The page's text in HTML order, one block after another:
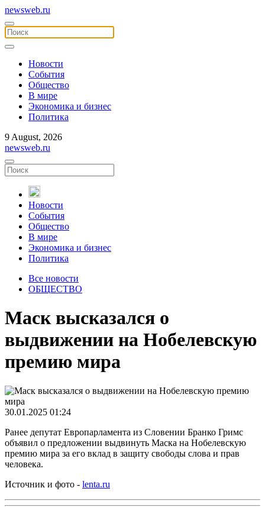
newsweb.ru
Новости
События
Общество
В мире
Экономика и бизнес
Политика
9 August, 2026
newsweb.ru
Новости
События
Общество
В мире
Экономика и бизнес
Политика
Все новости
ОБЩЕСТВО
Маск высказался о
выдвижении на Нобелевскую
премию мира
30.01.2025 01:24
Ранее депутат Европарламента из Словении Бранко Гримс
объявил о предложении выдвинуть Маска на Нобелевскую
премию мира за его вклад в защиту свободы слова и прав
человека.
Источник и фото - lenta.ru